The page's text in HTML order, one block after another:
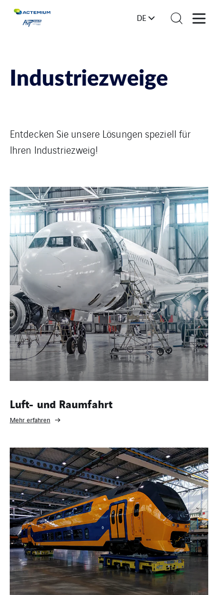
DE
Industriezweige
Entdecken Sie unsere Lösungen speziell für
Ihren Industriezweig!
Luft- und Raumfahrt
Mehr erfahren